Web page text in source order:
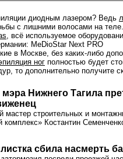
диодным лазером? Ведь
с лишними волосами на
, всё используемое
MeDioStar Next PRO
в Москве, без каких-либо
ног полностью будет
то дополнительно получите
мэра Нижнего Тагила
мастер строительных и
комплекс» Костантин
сбила насмерть